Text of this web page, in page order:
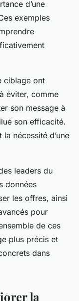
d’une
exemples
ciblage ont
éviter, comme
son message à
son efficacité.
nécessité d’une
leaders du
données
les offres, ainsi
pour
de ces
plus précis et
dans
la